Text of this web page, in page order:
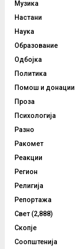
Музика
Настани
Наука
Образование
Одбојка
Политика
Помош и донации
Проза
Психологија
Разно
Ракомет
Реакции
Регион
Религија
Репортажа
Свет (2,888)
Скопје
Соопштенија